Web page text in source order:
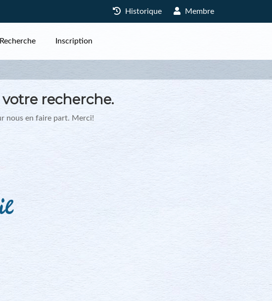
Historique Membre
Recherche Inscription
recherche.
nous en faire part. Merci!